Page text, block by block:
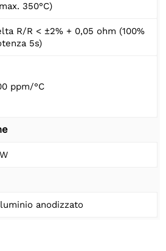
350°C)
R/R < ±2% + 0,05 ohm (100%
5s)
ppm/°C
anodizzato